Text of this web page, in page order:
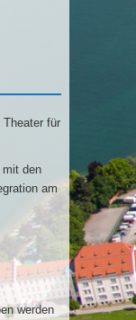
Theater für
mit den
am
werden